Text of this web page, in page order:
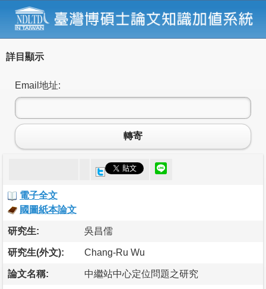
詳目顯示
Email地址:
轉寄
電子全文
國圖紙本論文
研究生: 吳昌儒
研究生(外文): Chang-Ru Wu
論文名稱: 中繼站中心定位問題之研究